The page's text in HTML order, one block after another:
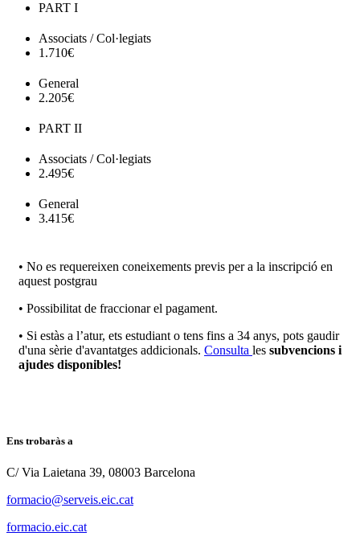
PART I
Associats / Col·legiats
1.710€
General
2.205€
PART II
Associats / Col·legiats
2.495€
General
3.415€
• No es requereixen coneixements previs per a la inscripció en
aquest postgrau
• Possibilitat de fraccionar el pagament.
• Si estàs a l’atur, ets estudiant o tens fins a 34 anys, pots gaudir
d'una sèrie d'avantatges addicionals. Consulta les subvencions i
ajudes disponibles!
Ens trobaràs a
C/ Via Laietana 39, 08003 Barcelona
formacio@serveis.eic.cat
formacio.eic.cat